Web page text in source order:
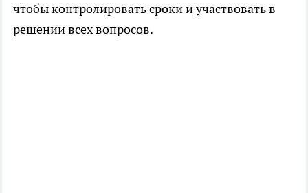
чтобы контролировать сроки и участвовать в
решении всех вопросов.